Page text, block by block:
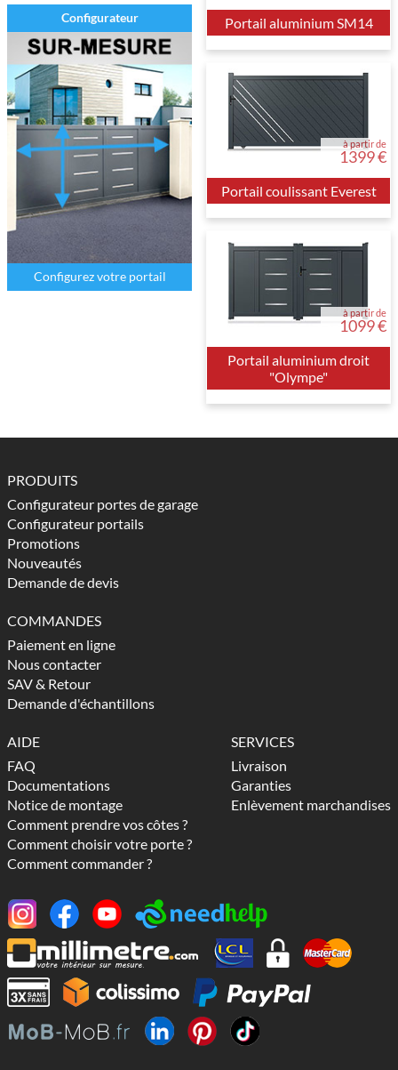
Configurateur
Configurez votre portail
Portail aluminium SM14
à partir de
1399 €
Portail coulissant Everest
à partir de
1099 €
Portail aluminium droit
"Olympe"
PRODUITS
Configurateur portes de garage
Configurateur portails
Promotions
Nouveautés
Demande de devis
COMMANDES
Paiement en ligne
Nous contacter
SAV & Retour
Demande d'échantillons
AIDE
FAQ
Documentations
Notice de montage
Comment prendre vos côtes ?
Comment choisir votre porte ?
Comment commander ?
SERVICES
Livraison
Garanties
Enlèvement marchandises